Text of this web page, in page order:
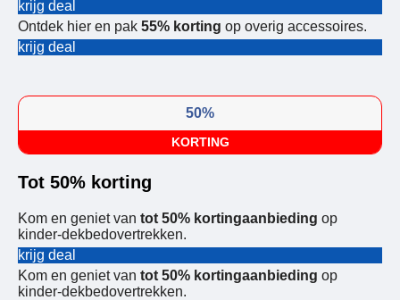
krijg deal
Ontdek hier en pak 55% korting op overig accessoires.
krijg deal
50%
KORTING
Tot 50% korting
Kom en geniet van tot 50% kortingaanbieding op
kinder-dekbedovertrekken.
krijg deal
Kom en geniet van tot 50% kortingaanbieding op
kinder-dekbedovertrekken.